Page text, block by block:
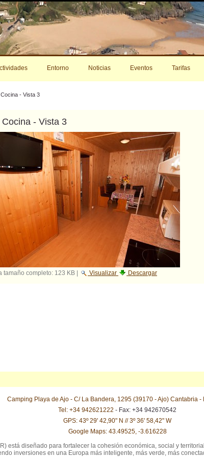
Entorno Noticias Eventos Tarifas
- Vista 3
Cocina - Vista 3
tamaño completo: 123 KB Visualizar Descargar
Camping Playa de Ajo - C/ La Bandera, 1295 (39170 - Ajo) Cantabria -
Tel: +34 942621222 - Fax: +34 942670542
GPS: 43º 29' 42,90" N // 3º 36' 58,42" W
Google Maps: 43.49525, -3.616228
está diseñado para fortalecer la cohesión económica, social y
inversiones en una Europa más inteligente, más verde, más